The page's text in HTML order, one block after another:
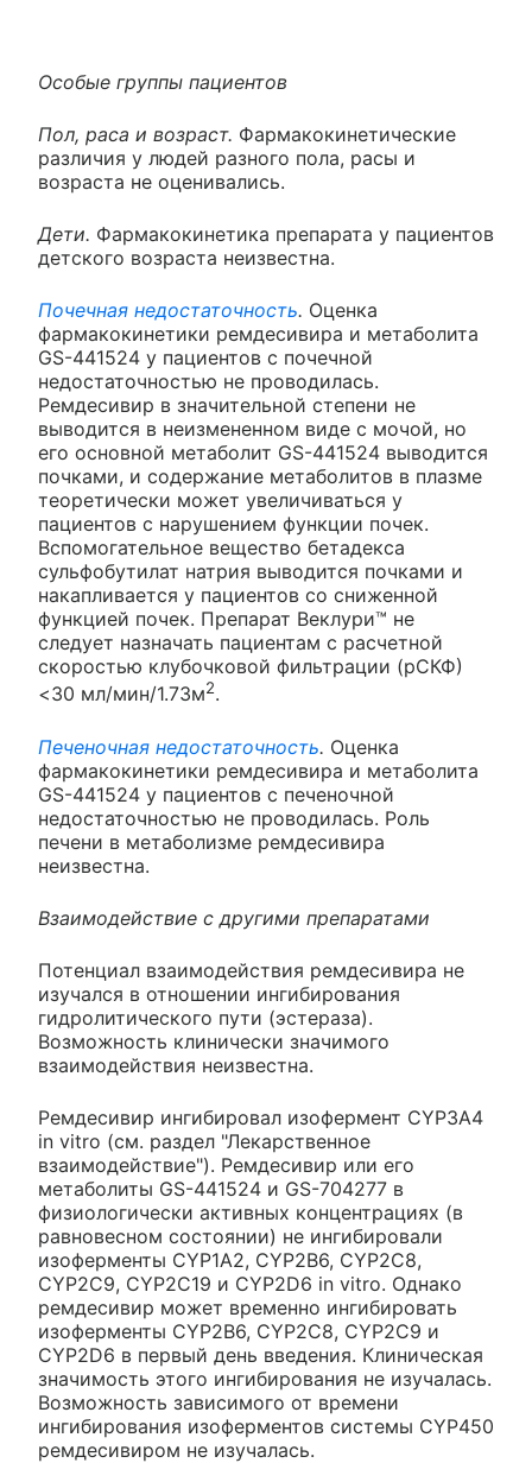
Особые группы пациентов
Пол, раса и возраст. Фармакокинетические
различия у людей разного пола, расы и
возраста не оценивались.
Дети. Фармакокинетика препарата у пациентов
детского возраста неизвестна.
Почечная недостаточность. Оценка
фармакокинетики ремдесивира и метаболита
GS-441524 у пациентов с почечной
недостаточностью не проводилась.
Ремдесивир в значительной степени не
выводится в неизмененном виде с мочой, но
его основной метаболит GS-441524 выводится
почками, и содержание метаболитов в плазме
теоретически может увеличиваться у
пациентов с нарушением функции почек.
Вспомогательное вещество бетадекса
сульфобутилат натрия выводится почками и
накапливается у пациентов со сниженной
функцией почек. Препарат Веклури™ не
следует назначать пациентам с расчетной
скоростью клубочковой фильтрации (рСКФ)
<30 мл/мин/1.73м2.
Печеночная недостаточность. Оценка
фармакокинетики ремдесивира и метаболита
GS-441524 у пациентов с печеночной
недостаточностью не проводилась. Роль
печени в метаболизме ремдесивира
неизвестна.
Взаимодействие с другими препаратами
Потенциал взаимодействия ремдесивира не
изучался в отношении ингибирования
гидролитического пути (эстераза).
Возможность клинически значимого
взаимодействия неизвестна.
Ремдесивир ингибировал изофермент CYP3A4
in vitro (см. раздел "Лекарственное
взаимодействие"). Ремдесивир или его
метаболиты GS-441524 и GS-704277 в
физиологически активных концентрациях (в
равновесном состоянии) не ингибировали
изоферменты CYP1A2, CYP2B6, CYP2C8,
CYP2C9, CYP2C19 и CYP2D6 in vitro. Однако
ремдесивир может временно ингибировать
изоферменты CYP2B6, CYP2C8, CYP2C9 и
CYP2D6 в первый день введения. Клиническая
значимость этого ингибирования не изучалась.
Возможность зависимого от времени
ингибирования изоферментов системы CYP450
ремдесивиром не изучалась.